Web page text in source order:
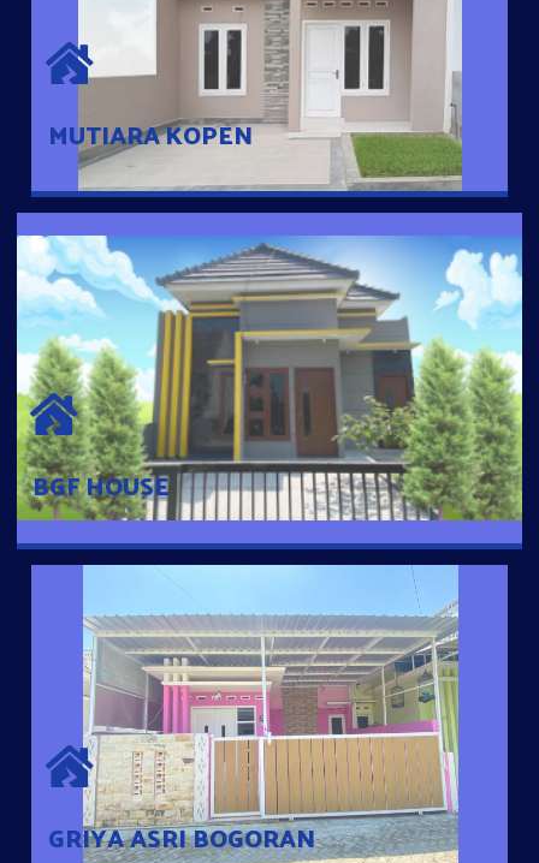
MUTIARA KOPEN
Hunian nyaman dengan suasana pedesaan. 10 menit dari pusat
kota, 2 menit dari Ring Road
BGF HOUSE
BGF HOUSE
Hunian Mewah Pusat Kota dengan fasilitas Free Desain, Dapur,
Parkir Mobil dengan 3 Kamar Tidur dan 2 Kamar Mandi.
GRIYA ASRI BOGORAN
GRIYA ASRI BOGORAN
Desain Modern Minimalis dengan Konsep Rumah Pintar
Sehingga Memudahkan Penghuni mengakses rumahnya
dengan Ponsel